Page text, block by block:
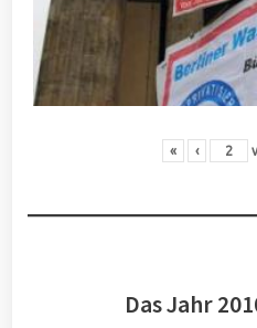
« ‹
Das Jahr